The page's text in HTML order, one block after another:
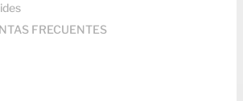
FRECUENTES